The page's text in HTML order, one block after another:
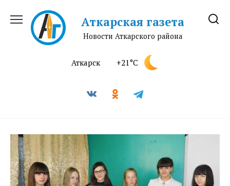
содержанию
Аткарская газета
Новости Аткарского района
Аткарск +21°C